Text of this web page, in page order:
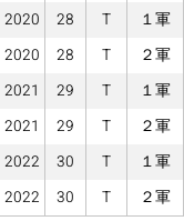
2020
28 T
１軍
2020
28 T
２軍
2021
29 T
１軍
2021
29 T
２軍
2022
30 T
１軍
2022
30 T ２軍